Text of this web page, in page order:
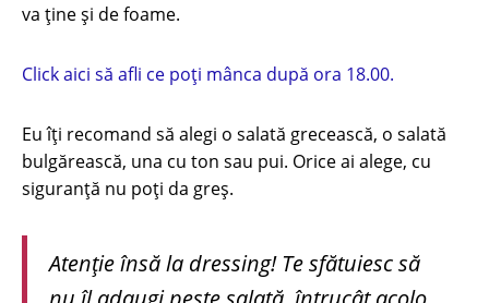
va ține și de foame.
Click aici să afli ce poți mânca după ora 18.00.
Eu îți recomand să alegi o salată grecească, o salată
bulgărească, una cu ton sau pui. Orice ai alege, cu
siguranță nu poți da greș.
Atenție însă la dressing! Te sfătuiesc să